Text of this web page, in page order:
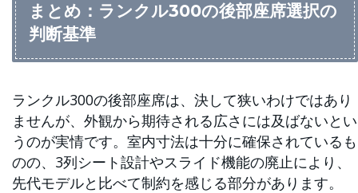
まとめ：ランクル300の後部座席選択の
判断基準
ランクル300の後部座席は、決して狭いわけではあり
ませんが、外観から期待される広さには及ばないとい
うのが実情です。室内寸法は十分に確保されているも
のの、3列シート設計やスライド機能の廃止により、
先代モデルと比べて制約を感じる部分があります。